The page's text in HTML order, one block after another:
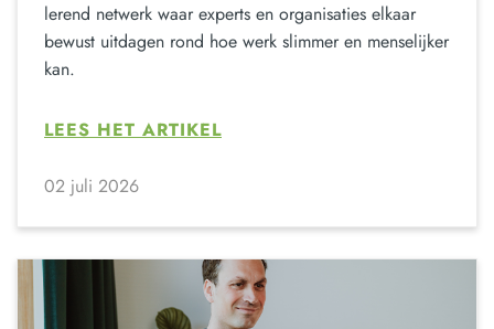
lerend netwerk waar experts en organisaties elkaar
bewust uitdagen rond hoe werk slimmer en menselijker
kan.
LEES HET ARTIKEL
02 juli 2026